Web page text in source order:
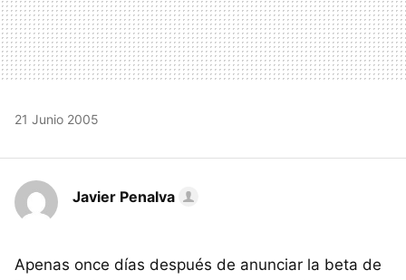
21 Junio 2005
Javier Penalva
Apenas once días después de anunciar la beta de